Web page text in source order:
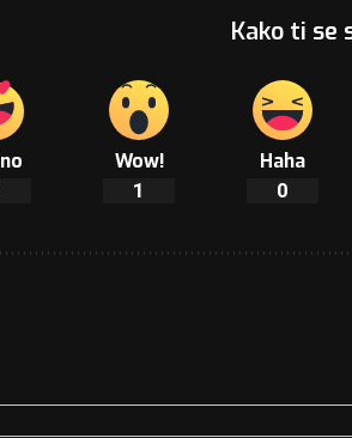
Kako ti se
Wow!
1
Haha
0